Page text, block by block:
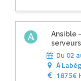
Ansible
serveurs
Du 02
À
1875€